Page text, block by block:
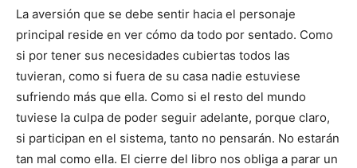
La aversión que se debe sentir hacia el personaje
principal reside en ver cómo da todo por sentado. Como
si por tener sus necesidades cubiertas todos las
tuvieran, como si fuera de su casa nadie estuviese
sufriendo más que ella. Como si el resto del mundo
tuviese la culpa de poder seguir adelante, porque claro,
si participan en el sistema, tanto no pensarán. No estarán
tan mal como ella. El cierre del libro nos obliga a parar un